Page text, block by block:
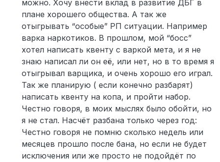
можно. Хочу внести вклад в развитие ДБГ в
плане хорошего общества. А так же
отыгрывать “особые” РП ситуации. Например
варка наркотиков. В прошлом, мой “босс”
хотел написать квенту с варкой мета, и я не
знаю написал ли он её, или нет, но в то время я
отыгрывал варщика, и очень хорошо его играл.
Так же планирую ( если конечно разбарят)
написать квенту на копа, и пройти набор.
Честно говоря, в моих мыслях было обойти, но
я не стал. Насчёт разбана только через год:
Честно говоря не помню сколько недель или
месяцев прошло после бана, но если не будет
исключения или же просто не подойдёт по